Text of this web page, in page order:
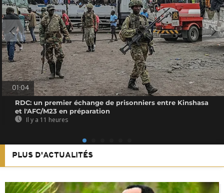
01:04
RDC: un premier échange de prisonniers entre Kinshasa
et l'AFC/M23 en préparation
Il y a 11 heures
PLUS D'ACTUALITÉS